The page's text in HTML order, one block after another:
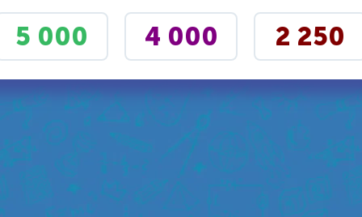
5 000 4 000 2 250